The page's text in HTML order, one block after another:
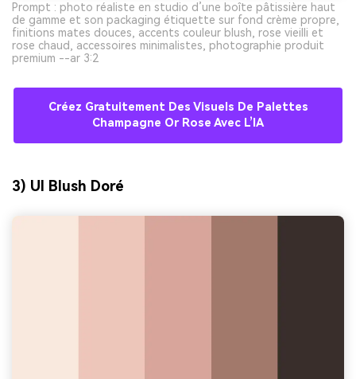
Prompt : photo réaliste en studio d’une boîte pâtissière haut
de gamme et son packaging étiquette sur fond crème propre,
finitions mates douces, accents couleur blush, rose vieilli et
rose chaud, accessoires minimalistes, photographie produit
premium --ar 3:2
Créez Gratuitement Des Visuels De Palettes
Champagne Or Rose Avec L’IA
3) UI Blush Doré